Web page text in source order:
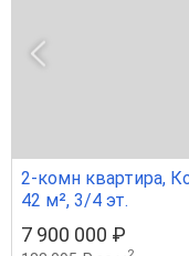
2-комн квартира,
42 м², 3/4 эт.
7 900 000 ₽